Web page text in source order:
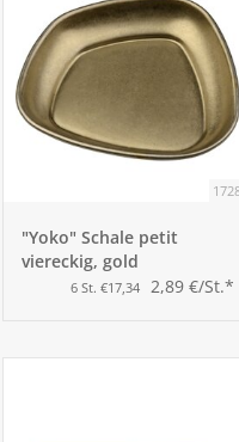
"Yoko" Schale petit
viereckig, gold
6 St. €17,34 2,89 €/St.*